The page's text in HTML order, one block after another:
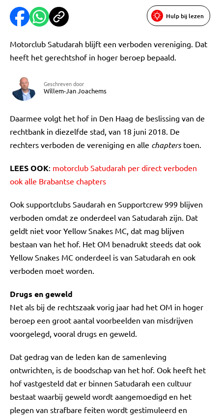
Hulp bij lezen
Motorclub Satudarah blijft een verboden vereniging. Dat
heeft het gerechtshof in hoger beroep bepaald.
Geschreven door
Willem-Jan Joachems
Daarmee volgt het hof in Den Haag de beslissing van de
rechtbank in diezelfde stad, van 18 juni 2018. De
rechters verboden de vereniging en alle chapterstoen.
LEES OOK: motorclub Satudarah per direct verboden
ook alle Brabantse chapters
Ook supportclubs Saudarah en Supportcrew 999 blijven
verboden omdat ze onderdeel van Satudarah zijn. Dat
geldt niet voor Yellow Snakes MC, dat mag blijven
bestaan van het hof. Het OM benadrukt steeds dat ook
Yellow Snakes MC onderdeel is van Satudarah en ook
verboden moet worden.
Drugs en geweld
Net als bij de rechtszaak vorig jaar had het OM in hoger
beroep een groot aantal voorbeelden van misdrijven
voorgelegd, vooral drugs en geweld.
Dat gedrag van de leden kan de samenleving
ontwrichten, is de boodschap van het hof. Ook heeft het
hof vastgesteld dat er binnen Satudarah een cultuur
bestaat waarbij geweld wordt aangemoedigd en het
plegen van strafbare feiten wordt gestimuleerd en